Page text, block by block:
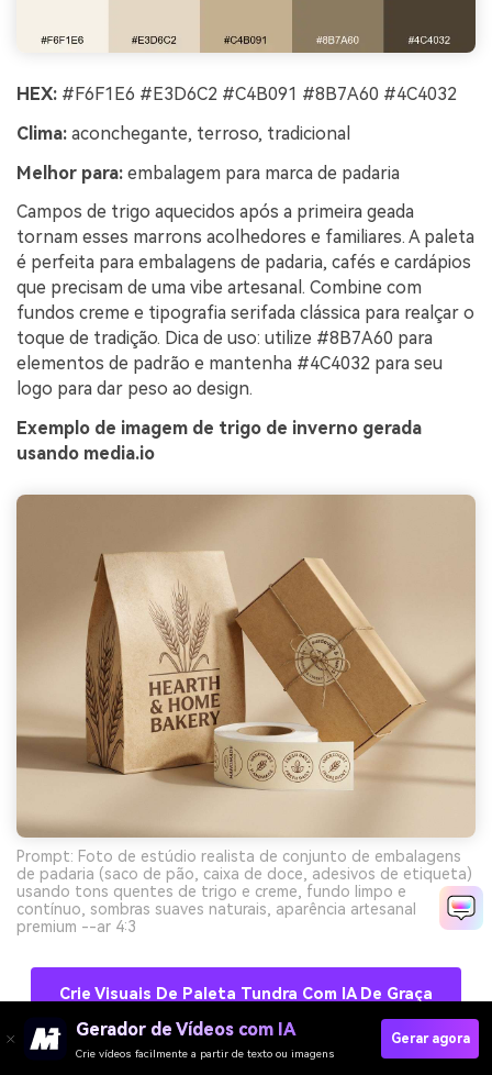
HEX: #F6F1E6 #E3D6C2 #C4B091 #8B7A60 #4C4032
Clima: aconchegante, terroso, tradicional
Melhor para: embalagem para marca de padaria
Campos de trigo aquecidos após a primeira geada
tornam esses marrons acolhedores e familiares. A paleta
é perfeita para embalagens de padaria, cafés e cardápios
que precisam de uma vibe artesanal. Combine com
fundos creme e tipografia serifada clássica para realçar o
toque de tradição. Dica de uso: utilize #8B7A60 para
elementos de padrão e mantenha #4C4032 para seu
logo para dar peso ao design.
Exemplo de imagem de trigo de inverno gerada
usando media.io
Prompt: Foto de estúdio realista de conjunto de embalagens
de padaria (saco de pão, caixa de doce, adesivos de etiqueta)
usando tons quentes de trigo e creme, fundo limpo e
contínuo, sombras suaves naturais, aparência artesanal
premium --ar 4:3
Crie Visuais De Paleta Tundra Com IA De Graça
Gerador de Vídeos com IA
Crie vídeos facilmente a partir de texto ou imagens
Gerar agora